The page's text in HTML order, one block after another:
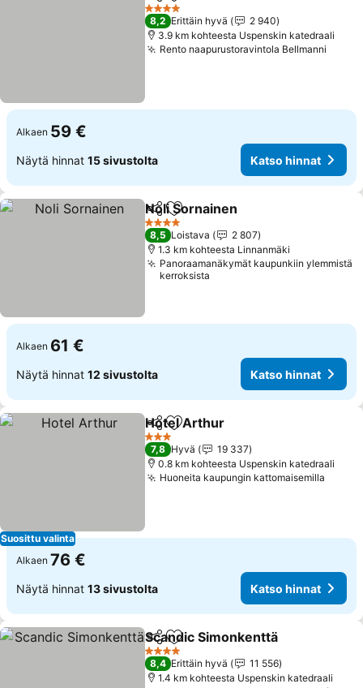
4 Tähtiluokitus
8,2 Erittäin hyvä
2 940
3.9 km kohteesta Uspenskin katedraali
Rento naapurustoravintola Bellmanni
Alkaen 59 €
Näytä hinnat 15 sivustolta Katso hinnat
Jaa Lisää suosikkeihin
Noli Sornainen
4 Tähtiluokitus
8,5 Loistava
2 807
1.3 km kohteesta Linnanmäki
Panoraamanäkymät kaupunkiin ylemmistä
kerroksista
Alkaen 61 €
Näytä hinnat 12 sivustolta Katso hinnat
Suosittu valinta
Jaa Lisää suosikkeihin
Hotel Arthur
3 Tähtiluokitus
7,8 Hyvä
19 337
0.8 km kohteesta Uspenskin katedraali
Huoneita kaupungin kattomaisemilla
Alkaen 76 €
Näytä hinnat 13 sivustolta Katso hinnat
Jaa Lisää suosikkeihin
Scandic Simonkenttä
4 Tähtiluokitus
8,4 Erittäin hyvä
11 556
1.4 km kohteesta Uspenskin katedraali